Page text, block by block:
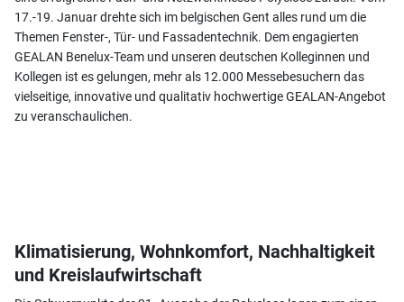
17.-19. Januar drehte sich im belgischen Gent alles rund um die
Themen Fenster-, Tür- und Fassadentechnik. Dem engagierten
GEALAN Benelux-Team und unseren deutschen Kolleginnen und
Kollegen ist es gelungen, mehr als 12.000 Messebesuchern das
vielseitige, innovative und qualitativ hochwertige GEALAN-Angebot
zu veranschaulichen.
Klimatisierung, Wohnkomfort, Nachhaltigkeit
und Kreislaufwirtschaft